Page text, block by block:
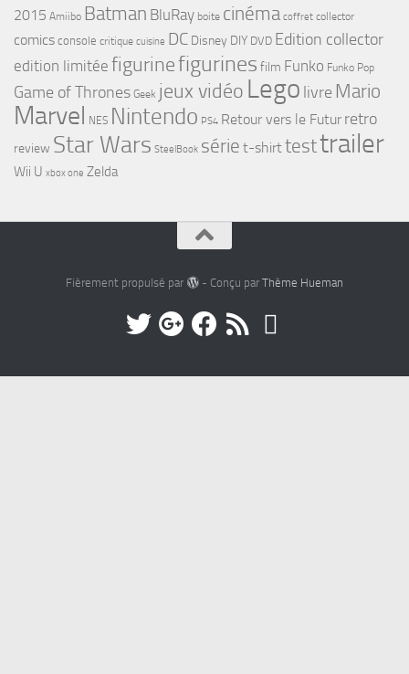
2015 Amiibo Batman BluRay boite cinéma coffret collector
comics console critique cuisine DC Disney DIY DVD Edition collector
edition limitée figurinefigurines film Funko Funko Pop
Game of Thrones Geek jeux vidéo Lego livre Mario
Marvel NES Nintendo PS4 Retour vers le Futur retro
review Star Wars SteelBook série t-shirttesttrailer
Wii U xbox one Zelda
Fièrement propulsé par - Conçu par Thème Hueman